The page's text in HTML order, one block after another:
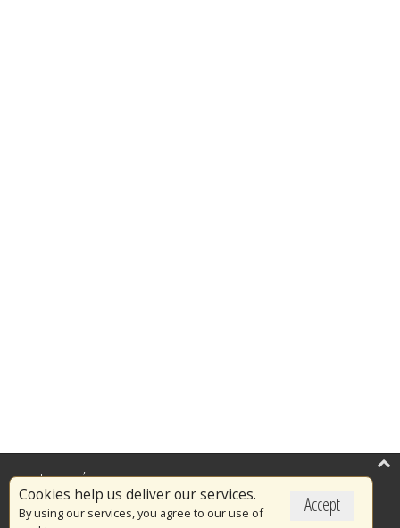
Accept
Cookies help us deliver our services.
By using our services, you agree to our use of
Επικαιρότητα
Το Πυροσβεστικό Σώμα